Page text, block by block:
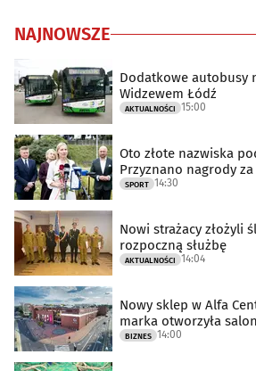
NAJNOWSZE
Dodatkowe autobusy
Widzewem Łódź
AKTUALNOŚCI 15:00
Oto złote nazwiska
Przyznano nagrody
SPORT 14:30
Nowi strażacy złożyli
rozpoczną służbę
AKTUALNOŚCI 14:04
Nowy sklep w Alfa
marka otworzyła
BIZNES 14:00